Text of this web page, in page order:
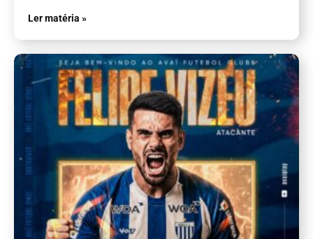
Ler matéria »